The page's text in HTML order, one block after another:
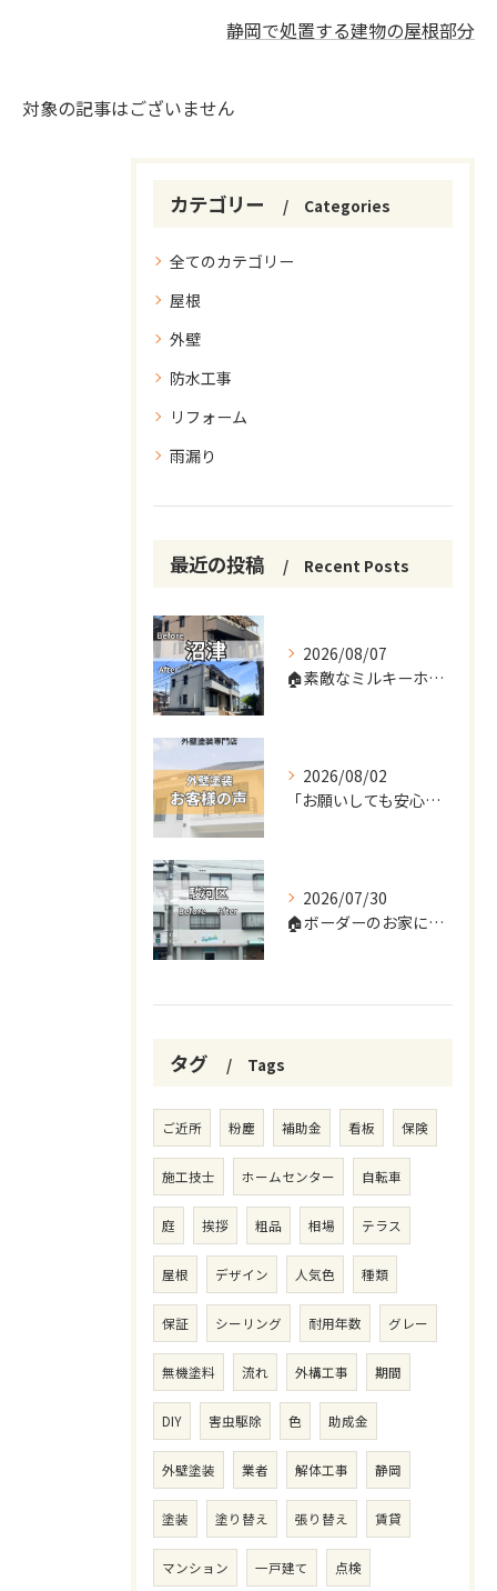
静岡で処置する建物の屋根部分
対象の記事はございません
カテゴリー Categories
全てのカテゴリー
屋根
外壁
防水工事
リフォーム
雨漏り
最近の投稿 Recent Posts
2026/08/07
🏠素敵なミルキーホワイトに変身✨🏠
2026/08/02
「お願いしても安心だと確信しました。
2026/07/30
🏠ボーダーのお家に変身しました✨
タグ Tags
ご近所 粉塵 補助金 看板 保険
施工技士 ホームセンター 自転車
庭 挨拶 粗品 相場 テラス
屋根 デザイン 人気色 種類
保証 シーリング 耐用年数 グレー
無機塗料 流れ 外構工事 期間
DIY 害虫駆除 色 助成金
外壁塗装 業者 解体工事 静岡
塗装 塗り替え 張り替え 賃貸
マンション 一戸建て 点検